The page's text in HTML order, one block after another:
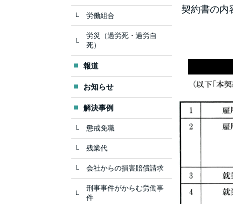
契約書の内
労働組合
労災（過労死・過労自
死）
報道
お知らせ
解決事例
懲戒免職
残業代
会社からの損害賠償請求
刑事事件がからむ労働事
件